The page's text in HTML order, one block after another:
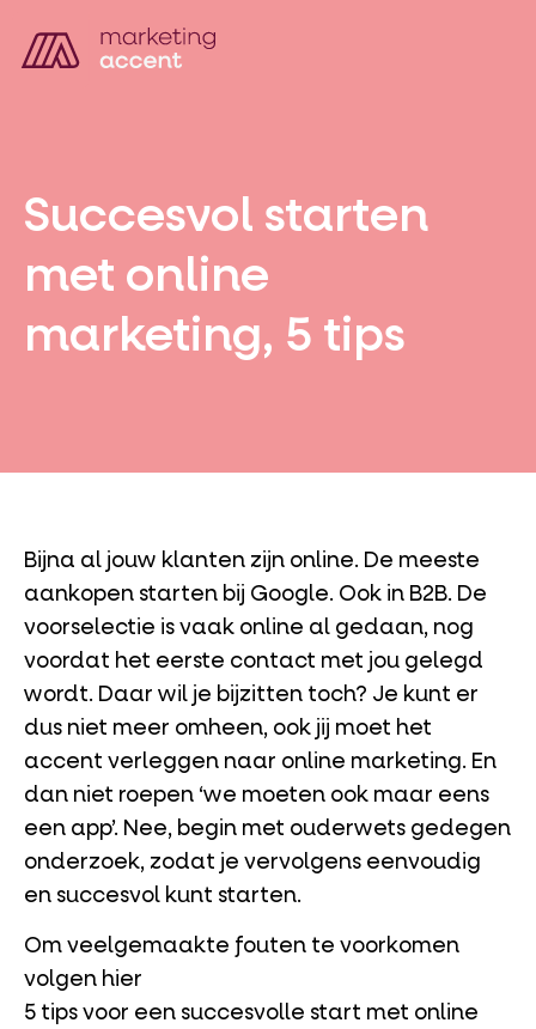
Succesvol starten
met online
marketing, 5 tips
Bijna al jouw klanten zijn online. De meeste
aankopen starten bij Google. Ook in B2B. De
voorselectie is vaak online al gedaan, nog
voordat het eerste contact met jou gelegd
wordt. Daar wil je bijzitten toch? Je kunt er
dus niet meer omheen, ook jij moet het
accent verleggen naar online marketing. En
dan niet roepen ‘we moeten ook maar eens
een app’. Nee, begin met ouderwets gedegen
onderzoek, zodat je vervolgens eenvoudig
en succesvol kunt starten.
Om veelgemaakte fouten te voorkomen
volgen hier
5 tips voor een succesvolle start met online